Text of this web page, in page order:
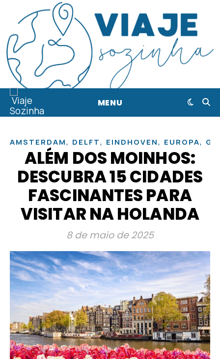
MENU
AMSTERDAM, DELFT, EINDHOVEN, EUROPA,
ALÉM DOS MOINHOS:
DESCUBRA 15 CIDADES
FASCINANTES PARA
VISITAR NA HOLANDA
8 de maio de 2025